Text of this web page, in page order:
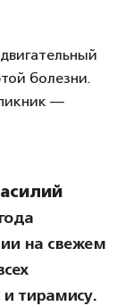
болезни.
—
на свежем
тирамису.